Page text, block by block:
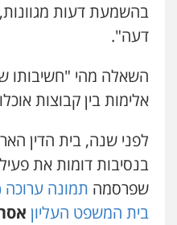
בהשמעת דעות
דעה".
השאלה מהי "חשיבותו
אלימות בין קבוצות
לפני שנה, בית הדין
בנסיבות דומות את
שפרסמה תמונה ערוכה
בית המשפט העליון
עו"ד מירב
פלילי
לענייני אסירים
עו"ד נעם
פלילי
פסיכיאטריה